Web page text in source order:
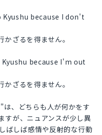
because I don't
ざるを得ません。
because I'm out
ざるを得ません。
、どちらも人が何かをす
すが、ニュアンスが少し異
しば感情や反射的な行動